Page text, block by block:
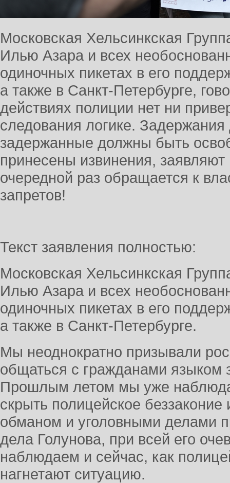
Московская Хельсинкская
Илью Азара и всех
одиночных пикетах в его
а также в Санкт-Петербурге,
действиях полиции нет ни
следования логике.
задержанные должны быть
принесены извинения,
очередной раз обращается к
запретов!
Текст заявления полностью:
Московская Хельсинкская
Илью Азара и всех
одиночных пикетах в его
а также в Санкт-Петербурге.
Мы неоднократно призывали
общаться с гражданами языком
Прошлым летом мы уже
скрыть полицейское
обманом и уголовными делами
дела Голунова, при всей его
наблюдаем и сейчас, как
нагнетают ситуацию.